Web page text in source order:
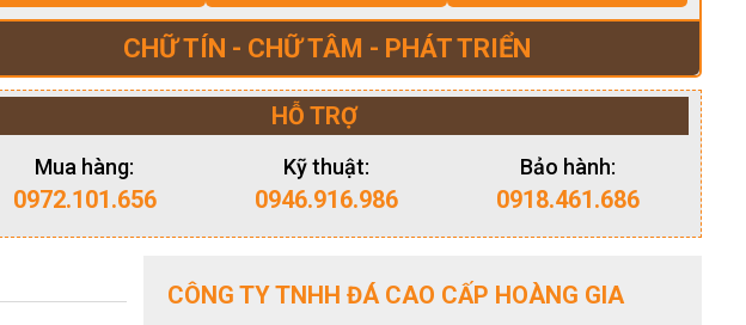
CHỮ TÍN - CHỮ TÂM - PHÁT TRIỂN
HỖ TRỢ
Mua hàng:
0972.101.656
Kỹ thuật:
0946.916.986
Bảo hành:
0918.461.686
CÔNG TY TNHH ĐÁ CAO CẤP HOÀNG GIA